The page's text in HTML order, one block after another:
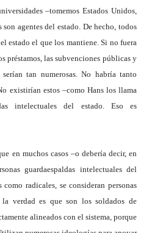
–tomemos Estados Unidos,
agentes del estado. De hecho, todos
estado el que los mantiene. Si no fuera
préstamos, las subvenciones públicas y
tan numerosas. No habría tanto
existirían estos –como Hans los llama
intelectuales del estado. Eso es
en muchos casos –o debería decir, en
guardaespaldas intelectuales del
radicales, se consideran personas
verdad es que son los soldados de
alineados con el sistema, porque